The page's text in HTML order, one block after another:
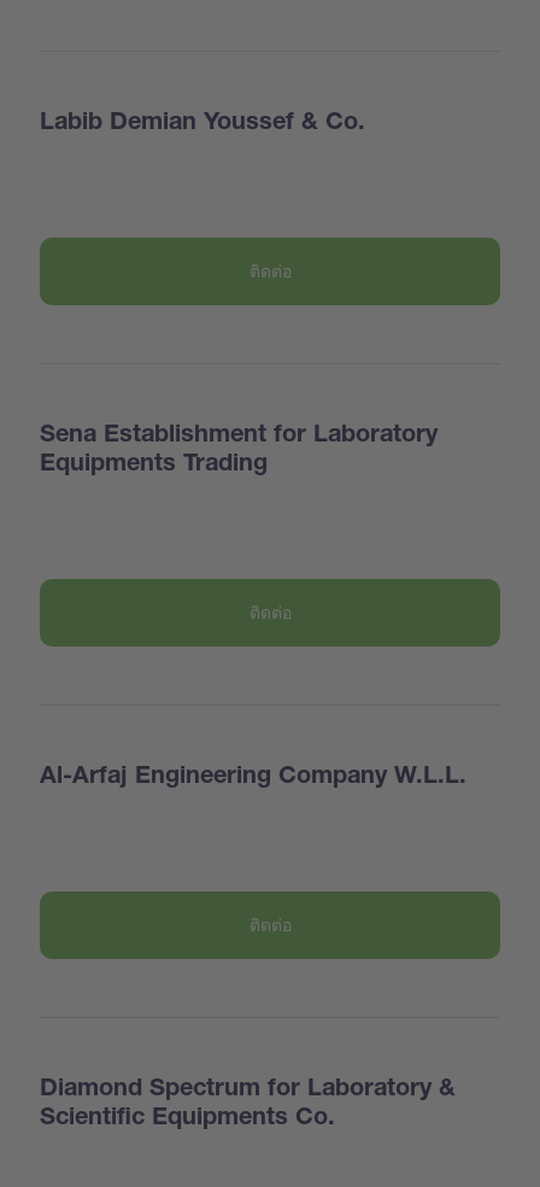
Labib Demian Youssef & Co.
ติดต่อ
Sena Establishment for Laboratory
Equipments Trading
ติดต่อ
Al-Arfaj Engineering Company W.L.L.
ติดต่อ
Diamond Spectrum for Laboratory &
Scientific Equipments Co.